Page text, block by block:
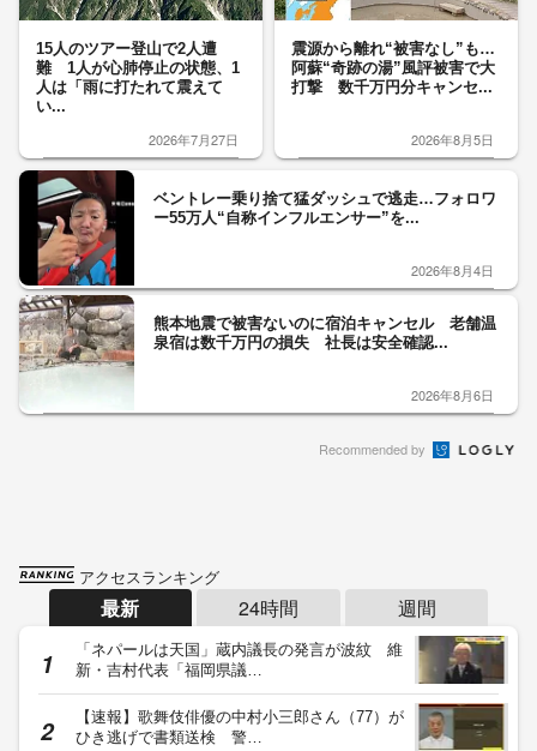
15人のツアー登山で2人遭
難 1人が心肺停止の状態、1
人は「雨に打たれて震えて
い...
2026年7月27日
震源から離れ“被害なし”も…
阿蘇“奇跡の湯”風評被害で大
打撃 数千万円分キャンセ...
2026年8月5日
ベントレー乗り捨て猛ダッシュで逃走…フォロワ
ー55万人“自称インフルエンサー”を...
2026年8月4日
熊本地震で被害ないのに宿泊キャンセル 老舗温
泉宿は数千万円の損失 社長は安全確認...
2026年8月6日
Recommended by
アクセスランキング
最新 24時間 週間
「ネパールは天国」蔵内議長の発言が波紋 維
新・吉村代表「福岡県議…
【速報】歌舞伎俳優の中村小三郎さん（77）が
ひき逃げで書類送検 警…